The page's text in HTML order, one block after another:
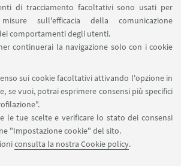
di tracciamento facoltativi sono usati per
sull'efficacia della comunicazione
comportamenti degli utenti.
continuerai la navigazione solo con i cookie
sui cookie facoltativi attivando l'opzione in
se vuoi, potrai esprimere consensi più specifici
le tue scelte e verificare lo stato dei consensi
"Impostazione cookie" del sito.
consulta la nostra Cookie policy.
Area riservata
Contatti
aule BiGeA
SEGUI UNIBO SU:
APP: